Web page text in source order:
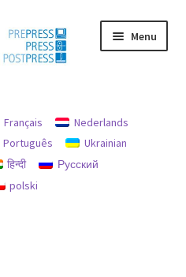
Menu
Français
Nederlands
Português
Ukrainian
हिन्दी
Русский
polski